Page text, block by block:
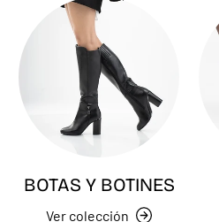
BOTAS Y BOTINES
Ver colección